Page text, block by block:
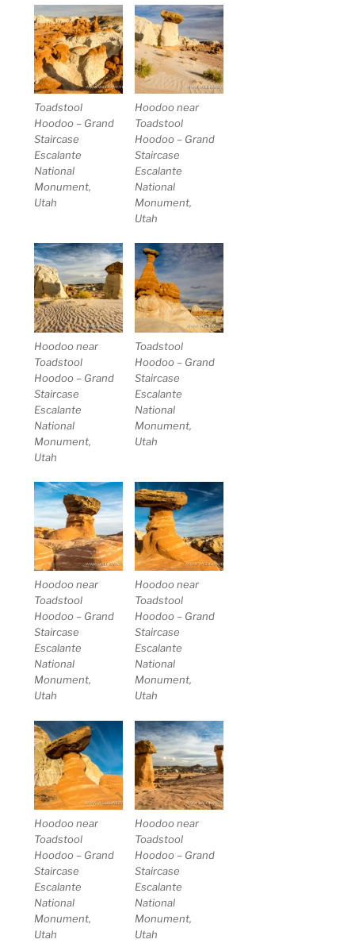
Toadstool
Hoodoo – Grand
Staircase
Escalante
National
Monument,
Utah
Hoodoo near
Toadstool
Hoodoo – Grand
Staircase
Escalante
National
Monument,
Utah
Hoodoo near
Toadstool
Hoodoo – Grand
Staircase
Escalante
National
Monument,
Utah
Toadstool
Hoodoo – Grand
Staircase
Escalante
National
Monument,
Utah
Hoodoo near
Toadstool
Hoodoo – Grand
Staircase
Escalante
National
Monument,
Utah
Hoodoo near
Toadstool
Hoodoo – Grand
Staircase
Escalante
National
Monument,
Utah
Hoodoo near
Toadstool
Hoodoo – Grand
Staircase
Escalante
National
Monument,
Utah
Hoodoo near
Toadstool
Hoodoo – Grand
Staircase
Escalante
National
Monument,
Utah